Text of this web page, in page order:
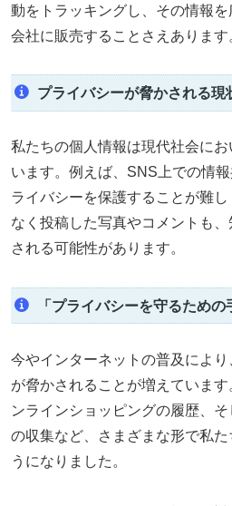
動をトラッキングし、その情報
会社に販売することさえあります
プライバシーが脅かされる現
私たちの個人情報は現代社会に
います。例えば、SNS上での情
ライバシーを保護することが難
なく投稿した写真やコメントも
される可能性があります。
「プライバシーを守るための
今やインターネットの普及によ
が脅かされることが増えていま
ンラインショッピングの履歴、
の収集など、さまざまな形で私
うになりました。